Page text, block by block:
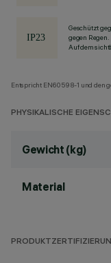
Geschützt
gegen Regen.
Auf dem
Entspricht EN60598-1 und den
PHYSIKALISCHE
Gewicht (kg)
Material